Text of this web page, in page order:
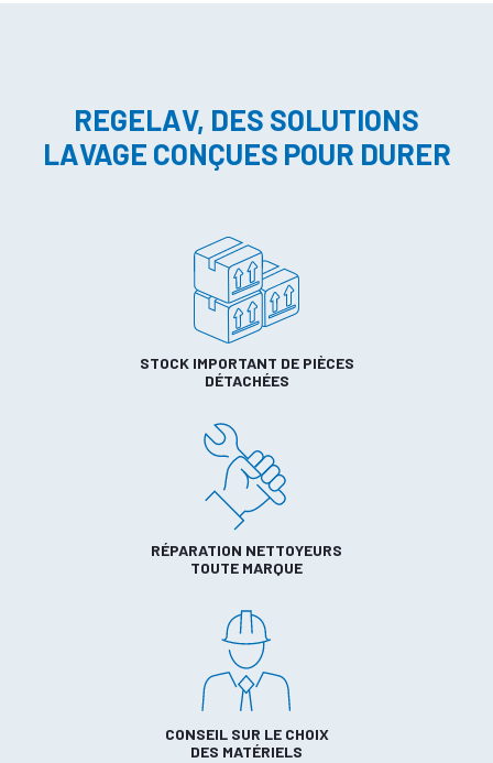
REGELAV, DES SOLUTIONS
LAVAGE CONÇUES POUR DURER
STOCK IMPORTANT DE PIÈCES
DÉTACHÉES
RÉPARATION NETTOYEURS
TOUTE MARQUE
CONSEIL SUR LE CHOIX
DES MATÉRIELS